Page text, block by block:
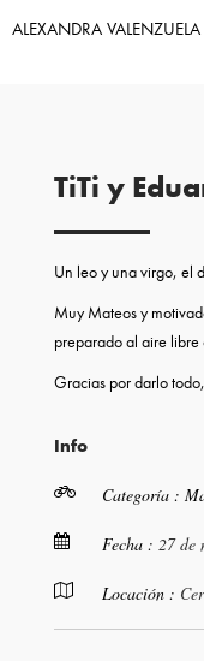
ALEXANDRA VALENZUELA
TiTi y
Un leo y una virgo, el
Muy Mateos y
preparado al aire libre
Gracias por darlo
Info
Categoría :
Fecha : 27 de
Locación :